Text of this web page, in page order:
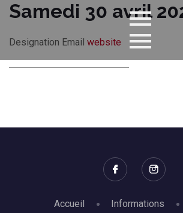
Samedi 30 avril
Designation Email website
Accueil Informations